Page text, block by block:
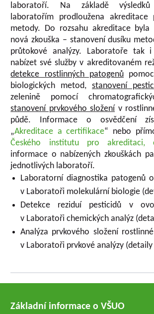
laboratoří. Na základě
laboratořím prodloužena akreditace
metody. Do rozsahu akreditace byla
nová zkouška – stanovení dusíku
průtokové analýzy. Laboratoře tak
nabízet své služby v akreditovaném
detekce rostlinných patogenů
biologických metod,stanovení
zelenině pomocí
stanovení prvkového složení v
půdě. Informace o osvědčení
„Akreditace a certifikace“ nebo
Českého institutu pro akreditaci,
informace o nabízených zkouškách
jednotlivých laboratoří.
Laboratorní diagnostika patogenů
v Laboratoři molekulární biologie
Detekce reziduí pesticidů v
v Laboratoři chemických analýz
Analýza prvkového složení
v Laboratoři prvkové analýzy
Základní informace o VŠUO